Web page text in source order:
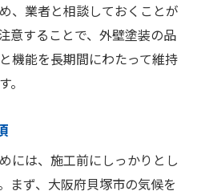
、業者と相談しておくことが
意することで、外壁塗装の品
機能を長期間にわたって維持
には、施工前にしっかりとし
まず、大阪府貝塚市の気候を